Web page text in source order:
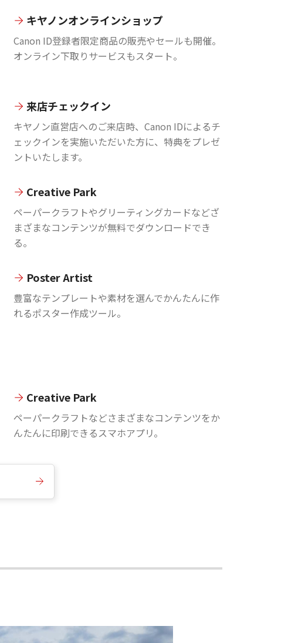
キヤノンオンラインショップ
Canon ID登録者限定商品の販売やセールも開催。
オンライン下取りサービスもスタート。
来店チェックイン
キヤノン直営店へのご来店時、Canon IDによるチ
ェックインを実施いただいた方に、特典をプレゼ
ントいたします。
Creative Park
ペーパークラフトやグリーティングカードなどざ
まざまなコンテンツが無料でダウンロードでき
る。
Poster Artist
豊富なテンプレートや素材を選んでかんたんに作
れるポスター作成ツール。
Creative Park
ペーパークラフトなどさまざまなコンテンツをか
んたんに印刷できるスマホアプリ。